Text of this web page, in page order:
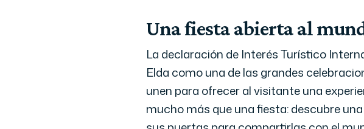
Una fiesta abierta al
La declaración de Interés Turístico
Elda como una de las grandes
unen para ofrecer al visitante una
mucho más que una fiesta: descubre